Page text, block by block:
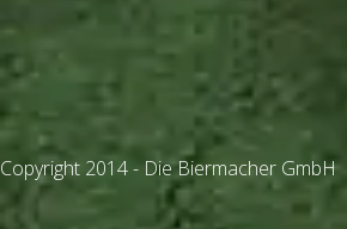
Copyright 2014 - Die Biermacher GmbH